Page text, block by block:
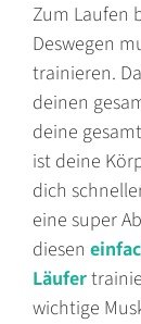
Zum Laufen
Deswegen
trainieren.
deinen
deine
ist deine
dich
eine super
diesen
Läufer
wichtige